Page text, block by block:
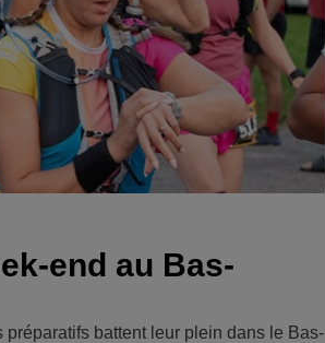
end au Bas-
préparatifs battent leur plein dans le Bas-